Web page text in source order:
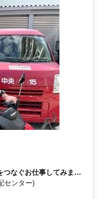
つなぐお仕事してみませ
センター)